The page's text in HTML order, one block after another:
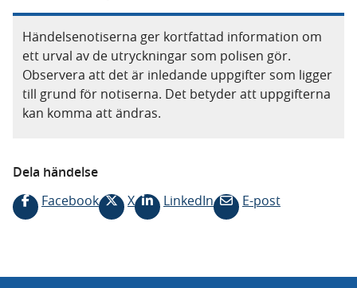
Händelsenotiserna ger kortfattad information om
ett urval av de utryckningar som polisen gör.
Observera att det är inledande uppgifter som ligger
till grund för notiserna. Det betyder att uppgifterna
kan komma att ändras.
Dela händelse
Facebook
X LinkedIn E-post